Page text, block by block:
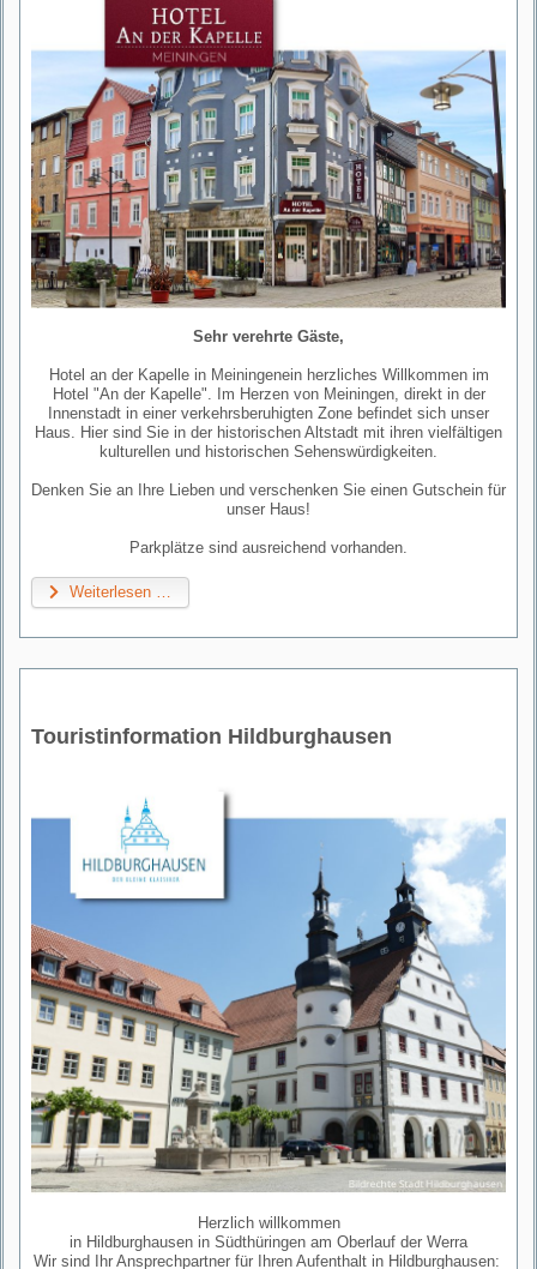
Sehr verehrte Gäste,
Hotel an der Kapelle in Meiningenein herzliches Willkommen im
Hotel "An der Kapelle". Im Herzen von Meiningen, direkt in der
Innenstadt in einer verkehrsberuhigten Zone befindet sich unser
Haus. Hier sind Sie in der historischen Altstadt mit ihren vielfältigen
kulturellen und historischen Sehenswürdigkeiten.
Denken Sie an Ihre Lieben und verschenken Sie einen Gutschein für
unser Haus!
Parkplätze sind ausreichend vorhanden.
Weiterlesen …
Touristinformation Hildburghausen
Herzlich willkommen
in Hildburghausen in Südthüringen am Oberlauf der Werra
Wir sind Ihr Ansprechpartner für Ihren Aufenthalt in Hildburghausen: